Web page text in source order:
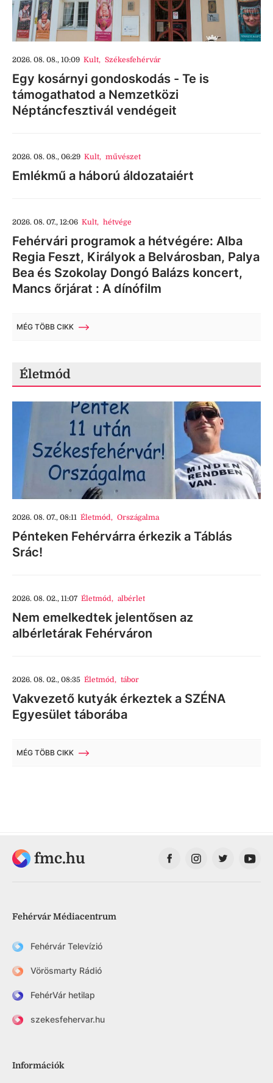
2026. 08. 08., 10:09 Kult, Székesfehérvár
Egy kosárnyi gondoskodás - Te is
támogathatod a Nemzetközi
Néptáncfesztivál vendégeit
2026. 08. 08., 06:29 Kult, művészet
Emlékmű a háború áldozataiért
2026. 08. 07., 12:06 Kult, hétvége
Fehérvári programok a hétvégére: Alba
Regia Feszt, Királyok a Belvárosban, Palya
Bea és Szokolay Dongó Balázs koncert,
Mancs őrjárat : A dínófilm
MÉG TÖBB CIKK
Életmód
2026. 08. 07., 08:11 Életmód, Országalma
Pénteken Fehérvárra érkezik a Táblás
Srác!
2026. 08. 02., 11:07 Életmód, albérlet
Nem emelkedtek jelentősen az
albérletárak Fehérváron
2026. 08. 02., 08:35 Életmód, tábor
Vakvezető kutyák érkeztek a SZÉNA
Egyesület táborába
MÉG TÖBB CIKK
fmc.hu
Fehérvár Médiacentrum
Fehérvár Televízió
Vörösmarty Rádió
FehérVár hetilap
szekesfehervar.hu
Információk